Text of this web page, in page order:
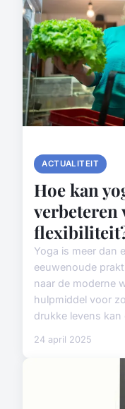
ACTUALITEIT
Hoe kan
verbeteren
Yoga is meer dan
eeuwenoude
naar de moderne
hulpmiddel voor
drukke levens kan
24 april 2025